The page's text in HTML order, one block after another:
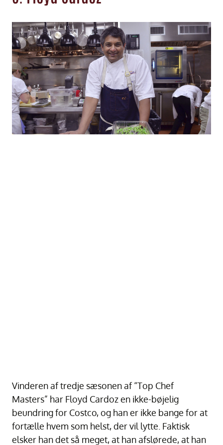
Vinderen af tredje sæsonen af “Top Chef
Masters” har Floyd Cardoz en ikke-bøjelig
beundring for Costco, og han er ikke bange for at
fortælle hvem som helst, der vil lytte. Faktisk
elsker han det så meget, at han afslørede, at han